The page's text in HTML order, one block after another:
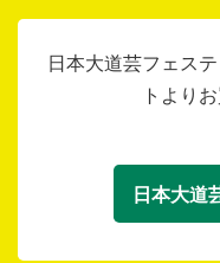
日本大道芸フェス
トより
日本大道